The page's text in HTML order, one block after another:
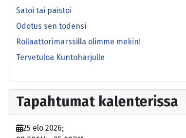
Satoi tai paistoi
Odotus sen todensi
Rollaattorimarssilla olimme mekin!
Tervetuloa Kuntoharjulle
Tapahtumat kalenterissa
25 elo 2026;